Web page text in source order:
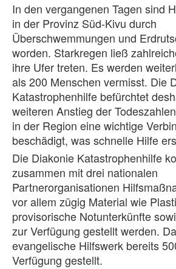
In den vergangenen Tagen sind
in der Provinz Süd-Kivu durch
Überschwemmungen und
worden. Starkregen ließ
ihre Ufer treten. Es werden
als 200 Menschen vermisst. Die
Katastrophenhilfe befürchtet
weiteren Anstieg der
in der Region eine wichtige
beschädigt, was schnelle Hilfe
Die Diakonie Katastrophenhilfe
zusammen mit drei nationalen
Partnerorganisationen
vor allem zügig Material wie
provisorische Notunterkünfte
zur Verfügung gestellt werden.
evangelische Hilfswerk bereits
Verfügung gestellt.